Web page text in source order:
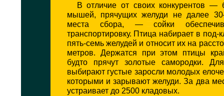
В отличие от своих конкурентов —
мышей, прячущих желуди не далее
места сбора, — сойки
транспортировку. Птица набирает в под-
пять-семь желудей и относит их на
метров. Держатся при этом птицы
будто прячут золотые самородки.
выбирают густые заросли молодых
которыми и зарывают желуди. За два
устраивает до 2500 кладовых.